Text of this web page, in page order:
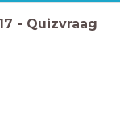
17 - Quizvraag